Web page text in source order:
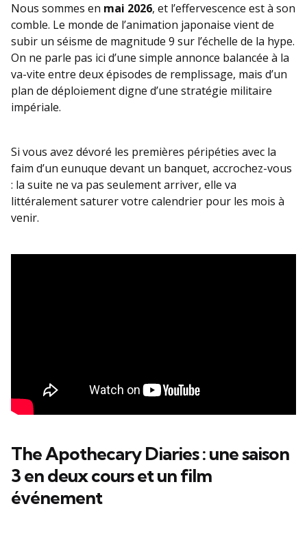
Nous sommes en mai 2026, et l’effervescence est à son
comble. Le monde de l’animation japonaise vient de
subir un séisme de magnitude 9 sur l’échelle de la hype.
On ne parle pas ici d’une simple annonce balancée à la
va-vite entre deux épisodes de remplissage, mais d’un
plan de déploiement digne d’une stratégie militaire
impériale.
Si vous avez dévoré les premières péripéties avec la
faim d’un eunuque devant un banquet, accrochez-vous
: la suite ne va pas seulement arriver, elle va
littéralement saturer votre calendrier pour les mois à
venir.
The Apothecary Diaries : une saison
3 en deux cours et un film
événement